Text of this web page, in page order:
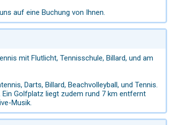
auf eine Buchung von Ihnen.
mit Flutlicht, Tennisschule, Billard, und am
Darts, Billard, Beachvolleyball, und Tennis.
Golfplatz liegt zudem rund 7 km entfernt
Musik.